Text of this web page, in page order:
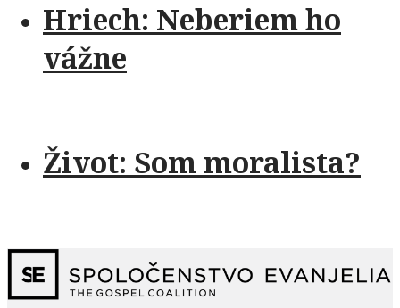
Hriech: Neberiem ho
vážne
Život: Som moralista?